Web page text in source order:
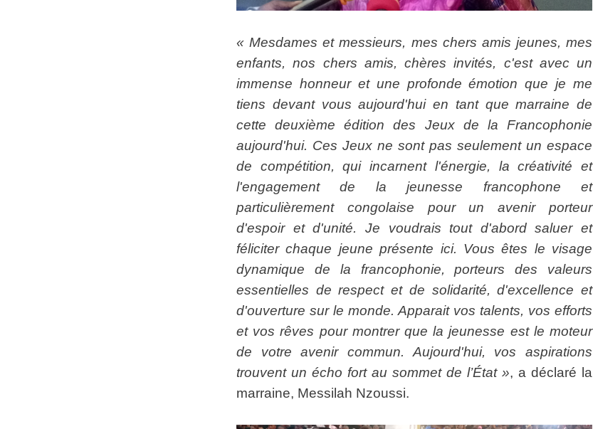
« Mesdames et messieurs, mes chers amis jeunes, mes
enfants, nos chers amis, chères invités, c'est avec un
immense honneur et une profonde émotion que je me
tiens devant vous aujourd'hui en tant que marraine de
cette deuxième édition des Jeux de la Francophonie
aujourd'hui. Ces Jeux ne sont pas seulement un espace
de compétition, qui incarnent l'énergie, la créativité et
l'engagement de la jeunesse francophone et
particulièrement congolaise pour un avenir porteur
d'espoir et d'unité. Je voudrais tout d'abord saluer et
féliciter chaque jeune présente ici. Vous êtes le visage
dynamique de la francophonie, porteurs des valeurs
essentielles de respect et de solidarité, d'excellence et
d'ouverture sur le monde. Apparait vos talents, vos efforts
et vos rêves pour montrer que la jeunesse est le moteur
de votre avenir commun. Aujourd'hui, vos aspirations
trouvent un écho fort au sommet de l’État », a déclaré la
marraine, Messilah Nzoussi.